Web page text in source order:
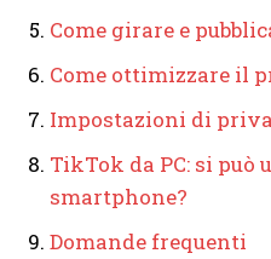
Come girare e
Come ottimizzare il
Impostazioni di
TikTok da PC: si può
smartphone?
Domande frequenti